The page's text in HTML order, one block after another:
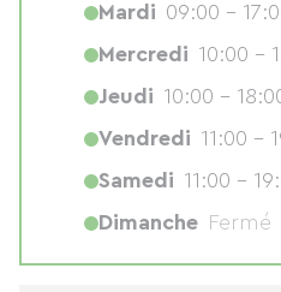
Mardi 09:00 -
Mercredi 10:00 -
Jeudi 10:00 -
Vendredi 11:00 -
Samedi 11:00 -
Dimanche Fermé